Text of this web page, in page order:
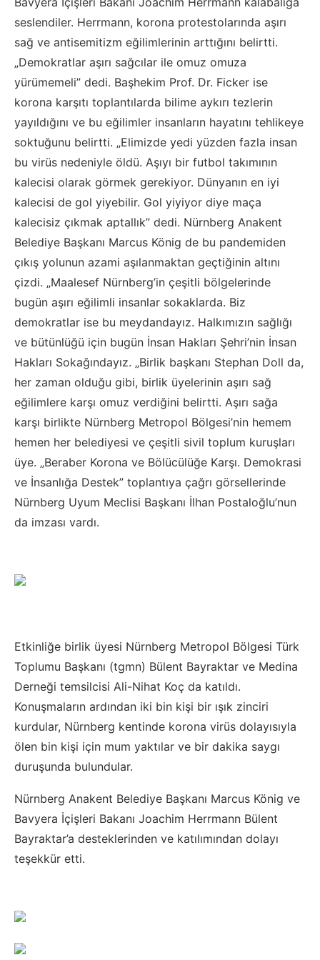
seslendiler. Herrmann, korona protestolarında aşırı
sağ ve antisemitizm eğilimlerinin arttığını belirtti.
„Demokratlar aşırı sağcılar ile omuz omuza
yürümemeli” dedi. Başhekim Prof. Dr. Ficker ise
korona karşıtı toplantılarda bilime aykırı tezlerin
yayıldığını ve bu eğilimler insanların hayatını tehlikeye
soktuğunu belirtti. „Elimizde yedi yüzden fazla insan
bu virüs nedeniyle öldü. Aşıyı bir futbol takımının
kalecisi olarak görmek gerekiyor. Dünyanın en iyi
kalecisi de gol yiyebilir. Gol yiyiyor diye maça
kalecisiz çıkmak aptallık” dedi. Nürnberg Anakent
Belediye Başkanı Marcus König de bu pandemiden
çıkış yolunun azami aşılanmaktan geçtiğinin altını
çizdi. „Maalesef Nürnberg’in çeşitli bölgelerinde
bugün aşırı eğilimli insanlar sokaklarda. Biz
demokratlar ise bu meydandayız. Halkımızın sağlığı
ve bütünlüğü için bugün İnsan Hakları Şehri’nin İnsan
Hakları Sokağındayız. „Birlik başkanı Stephan Doll da,
her zaman olduğu gibi, birlik üyelerinin aşırı sağ
eğilimlere karşı omuz verdiğini belirtti. Aşırı sağa
karşı birlikte Nürnberg Metropol Bölgesi’nin hemem
hemen her belediyesi ve çeşitli sivil toplum kuruşları
üye. „Beraber Korona ve Bölücülüğe Karşı. Demokrasi
ve İnsanlığa Destek” toplantıya çağrı görsellerinde
Nürnberg Uyum Meclisi Başkanı İlhan Postaloğlu’nun
da imzası vardı.
Etkinliğe birlik üyesi Nürnberg Metropol Bölgesi Türk
Toplumu Başkanı (tgmn) Bülent Bayraktar ve Medina
Derneği temsilcisi Ali-Nihat Koç da katıldı.
Konuşmaların ardından iki bin kişi bir ışık zinciri
kurdular, Nürnberg kentinde korona virüs dolayısıyla
ölen bin kişi için mum yaktılar ve bir dakika saygı
duruşunda bulundular.
Nürnberg Anakent Belediye Başkanı Marcus König ve
Bavyera İçişleri Bakanı Joachim Herrmann Bülent
Bayraktar’a desteklerinden ve katılımından dolayı
teşekkür etti.